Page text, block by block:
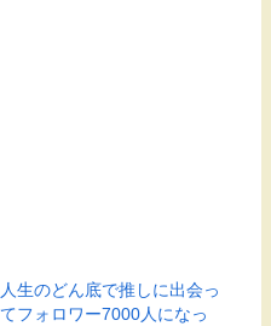
人生のどん底で推しに出会っ
てフォロワー7000人になっ